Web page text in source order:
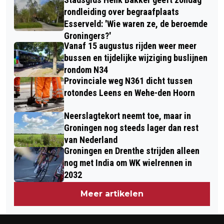
AARDBEVINGSBESTENDIGHEID ALS
EERSTE IN EUROPA
INTERNATIONALE MACHT IN FORUM
rondleiding over begraafplaats
Esserveld: 'Wie waren ze, de beroemde
Groningers?'
Vanaf 15 augustus rijden weer meer
bussen en tijdelijke wijziging buslijnen
rondom N34
Provinciale weg N361 dicht tussen
rotondes Leens en Wehe-den Hoorn
Neerslagtekort neemt toe, maar in
Groningen nog steeds lager dan rest
van Nederland
Groningen en Drenthe strijden alleen
nog met India om WK wielrennen in
2032
Meer artikelen